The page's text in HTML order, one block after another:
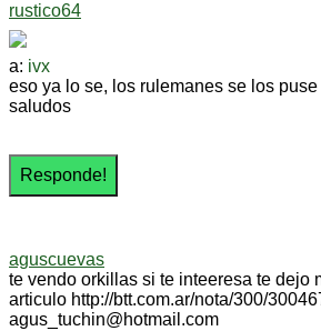
rustico64
a: ivx
eso ya lo se, los rulemanes se los puse
saludos
aguscuevas
te vendo orkillas si te inteeresa te dejo
articulo http://btt.com.ar/nota/300/
agus_tuchin@hotmail.com